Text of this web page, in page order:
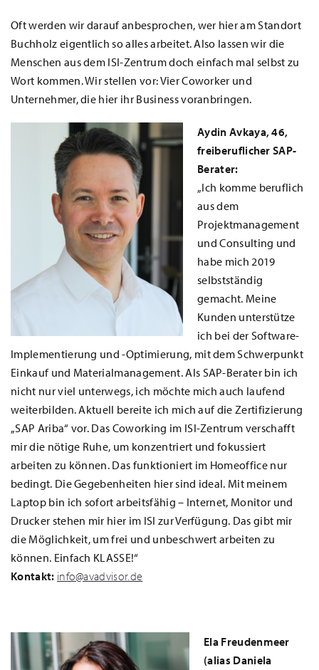
Oft werden wir darauf anbesprochen, wer hier am Standort
Buchholz eigentlich so alles arbeitet. Also lassen wir die
Menschen aus dem ISI-Zentrum doch einfach mal selbst zu
Wort kommen. Wir stellen vor: Vier Coworker und
Unternehmer, die hier ihr Business voranbringen.
Aydin Avkaya, 46,
freiberuflicher SAP-
Berater:
„Ich komme beruflich
aus dem
Projektmanagement
und Consulting und
habe mich 2019
selbstständig
gemacht. Meine
Kunden unterstütze
ich bei der Software-
Implementierung und -Optimierung, mit dem Schwerpunkt
Einkauf und Materialmanagement. Als SAP-Berater bin ich
nicht nur viel unterwegs, ich möchte mich auch laufend
weiterbilden. Aktuell bereite ich mich auf die Zertifizierung
„SAP Ariba“ vor. Das Coworking im ISI-Zentrum verschafft
mir die nötige Ruhe, um konzentriert und fokussiert
arbeiten zu können. Das funktioniert im Homeoffice nur
bedingt. Die Gegebenheiten hier sind ideal. Mit meinem
Laptop bin ich sofort arbeitsfähig – Internet, Monitor und
Drucker stehen mir hier im ISI zur Verfügung. Das gibt mir
die Möglichkeit, um frei und unbeschwert arbeiten zu
können. Einfach KLASSE!“
Kontakt: info@avadvisor.de
Ela Freudenmeer
(alias Daniela